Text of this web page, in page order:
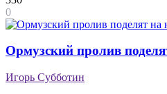
0
Ормузский пролив
Игорь Субботин